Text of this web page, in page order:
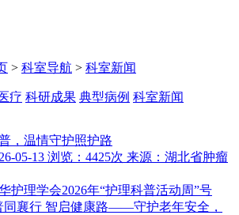
> 科室导航 > 科室新闻
疗 科研成果 典型病例 科室新闻
，温情守护照护路
05-13 浏览：4425次 来源：湖北省肿瘤
护理学会2026年“护理科普活动周”号
同襄行 智启健康路——守护老年安全，